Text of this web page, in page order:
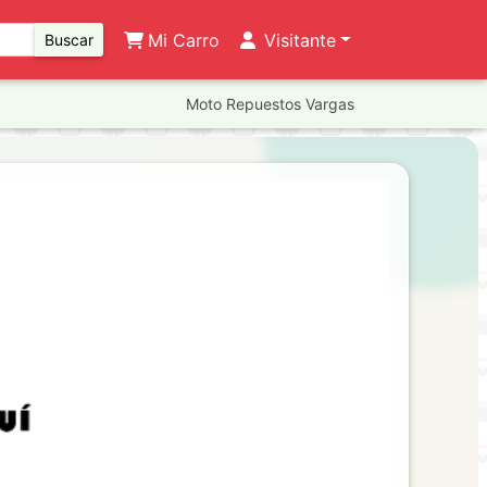
Buscar Mi Carro Visitante
Moto Repuestos Vargas